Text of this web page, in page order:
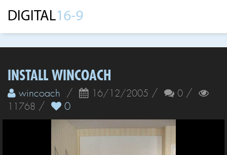
INSTALL WINCOACH
wincoach / 16/12/2005 / 0 /
11768 / 0